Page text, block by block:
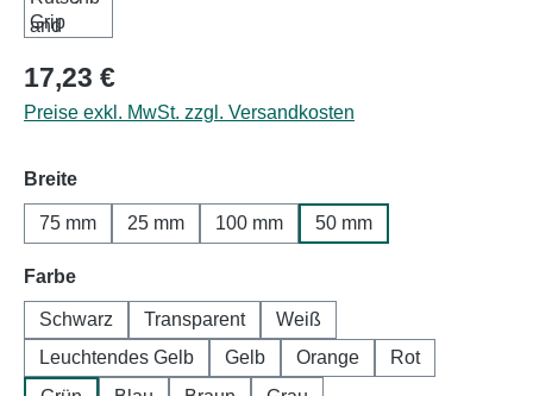
Regulärer Preis:
17,23 €
Preise exkl. MwSt. zzgl. Versandkosten
Breiteauswählen
75 mm 25 mm 100 mm 50 mm
Farbeauswählen
Schwarz Transparent
Weiß
Leuchtendes Gelb
Gelb Orange
Rot